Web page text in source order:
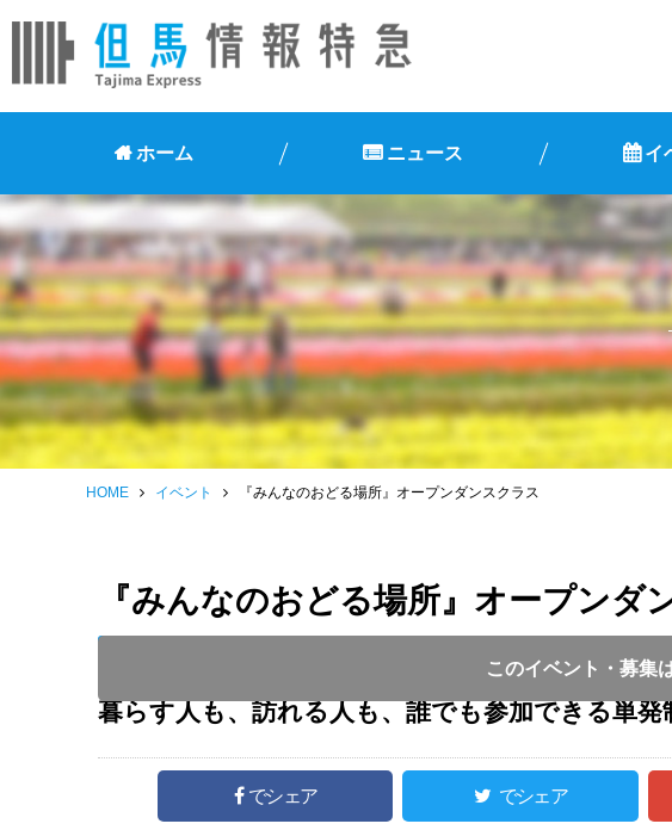
ホーム ニュース イ
HOME イベント 『みんなのおどる場所』オープンダンスクラス
『みんなのおどる場所』オープンダ
このイベント・募集
開催時間 : 9:30 ～ 14:00
暮らす人も、訪れる人も、誰でも参加できる単発
でシェア でシェア